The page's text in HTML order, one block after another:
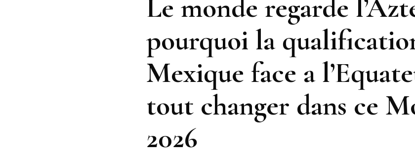
Le monde regarde
pourquoi la
Mexique face a
tout changer dans ce
2026